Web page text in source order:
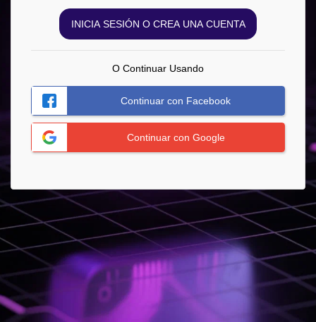
INICIA SESIÓN O CREA UNA CUENTA
O Continuar Usando
Continuar con Facebook
Continuar con Google